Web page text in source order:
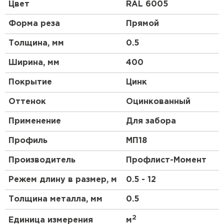
делает его идеальным для использования в тех
более широкий профнастил.
Так же, как и стандартный образец, профнастил
МП18 нестандартной ширины изготавливается из
оцинкованной стали, что обеспечивает его
высокую прочность и долговечность. Он также
имеет полимерное покрытие, которое защищает
Цвет RAL 6005
Форма реза Прямой
Толщина, мм 0.5
Ширина, мм 400
Покрытие Цинк
Оттенок Оцинкованный
Применение Для забора
Профиль МП18
Производитель Профлист-Момент
Режем длину в размер, м 0.5 - 12
Толщина металла, мм 0.5
Единица измерения м2